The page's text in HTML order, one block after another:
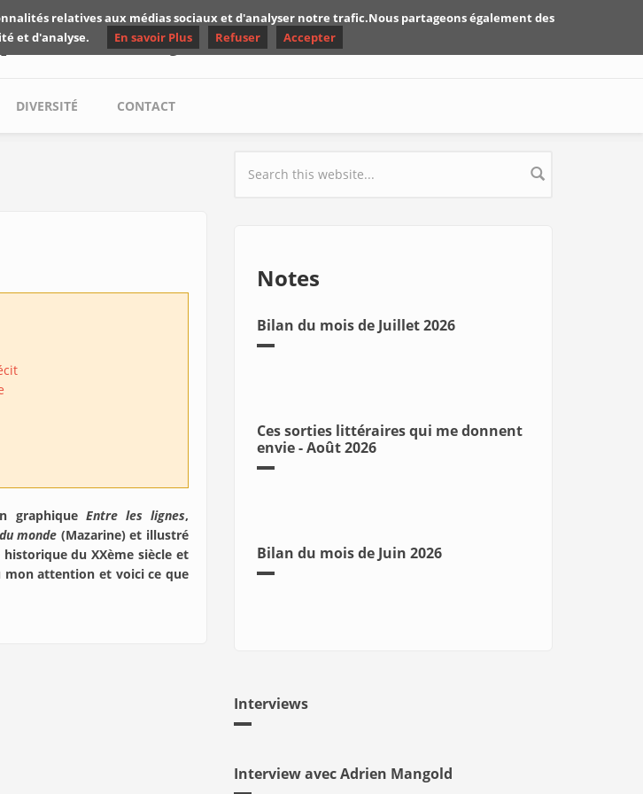
de Yuyine
DIVERSITÉ CONTACT
graphique Entre les lignes,
monde (Mazarine) et illustré
du XXème siècle et
mon attention et voici ce que
Search form
Notes
Bilan du mois de Juillet 2026
Ces sorties littéraires qui me donnent
envie - Août 2026
Bilan du mois de Juin 2026
Interviews
Interview avec Adrien Mangold
relatives aux médias sociaux et d'analyser notre trafic.Nous partageons également des
et d'analyse.
En savoir Plus Refuser Accepter